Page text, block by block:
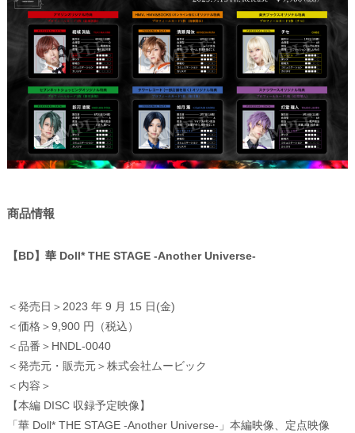
商品情報
【BD】華 Doll* THE STAGE -Another Universe-
＜発売日＞2023 年 9 月 15 日(金)
＜価格＞9,900 円（税込）
＜品番＞HNDL‐0040
＜発売元・販売元＞株式会社ムービック
＜内容＞
【本編 DISC 収録予定映像】
「華 Doll* THE STAGE -Another Universe-」本編映像、定点映像